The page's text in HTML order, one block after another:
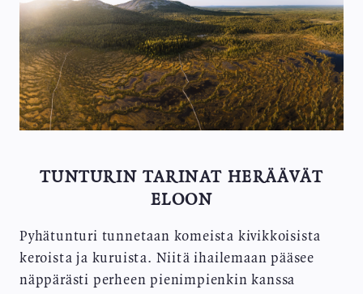
TUNTURIN TARINAT HERÄÄVÄT
ELOON
Pyhätunturi tunnetaan komeista kivikkoisista
keroista ja kuruista. Niitä ihailemaan pääsee
näppärästi perheen pienimpienkin kanssa